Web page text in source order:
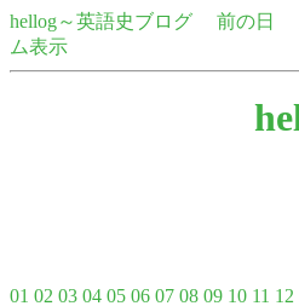
hellog～英語史ブログ 前の日
ム表示
01 02 03 04 05 06 07 08 09 10 11 12